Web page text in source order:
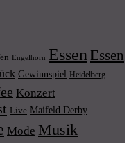
Engelhorn Essen Essen
Gewinnspiel Heidelberg
Konzert
Live Maifeld Derby
Mode Musik